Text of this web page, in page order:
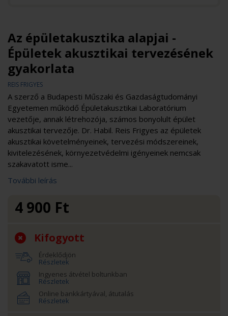
Az épületakusztika alapjai -
Épületek akusztikai tervezésének
gyakorlata
REIS FRIGYES
A szerző a Budapesti Műszaki és Gazdaságtudományi
Egyetemen működő Épületakusztikai Laboratórium
vezetője, annak létrehozója, számos bonyolult épület
akusztikai tervezője. Dr. Habil. Reis Frigyes az épületek
akusztikai követelményeinek, tervezési módszereinek,
kivitelezésének, környezetvédelmi igényeinek nemcsak
szakavatott isme...
További leírás
4 900 Ft
Kifogyott
Érdeklődjön
Részletek
Ingyenes átvétel boltunkban
Részletek
Online bankkártyával, átutalás
Részletek